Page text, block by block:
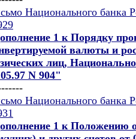
Национального банка
1 к Порядку
валюты и
лиц,
N 904"
Национального банка
1 к Положению